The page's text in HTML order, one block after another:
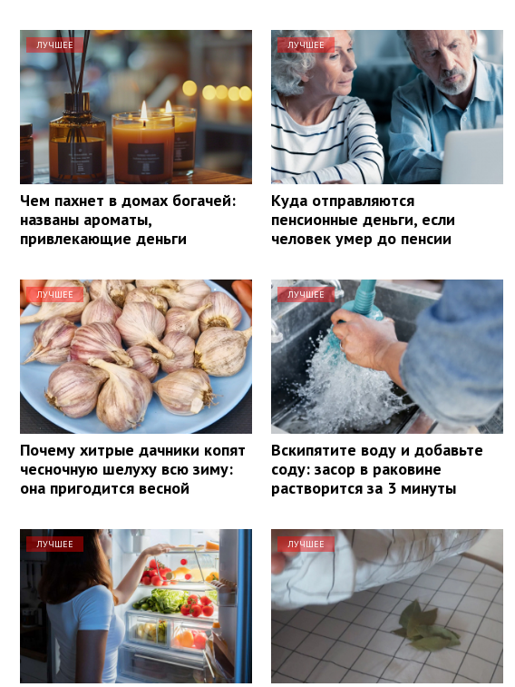
ЛУЧШЕЕ
Чем пахнет в домах богачей:
названы ароматы,
привлекающие деньги
ЛУЧШЕЕ
Куда отправляются
пенсионные деньги, если
человек умер до пенсии
ЛУЧШЕЕ
Почему хитрые дачники копят
чесночную шелуху всю зиму:
она пригодится весной
ЛУЧШЕЕ
Вскипятите воду и добавьте
соду: засор в раковине
растворится за 3 минуты
ЛУЧШЕЕ ЛУЧШЕЕ